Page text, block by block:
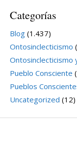
Categorías
Blog (1.437)
Ontosinclecticismo
Ontosinclecticismo
Pueblo Consciente
Pueblos
Uncategorized (12)